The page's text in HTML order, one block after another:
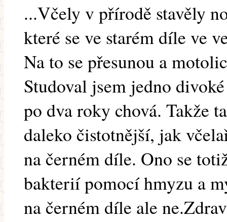
...Včely v přírodě stavěly
které se ve starém díle ve
Na to se přesunou a
Studoval jsem jedno
po dva roky chová. Takže
daleko čistotnější, jak
na černém díle. Ono se
bakterií pomocí hmyzu a
na černém díle ale